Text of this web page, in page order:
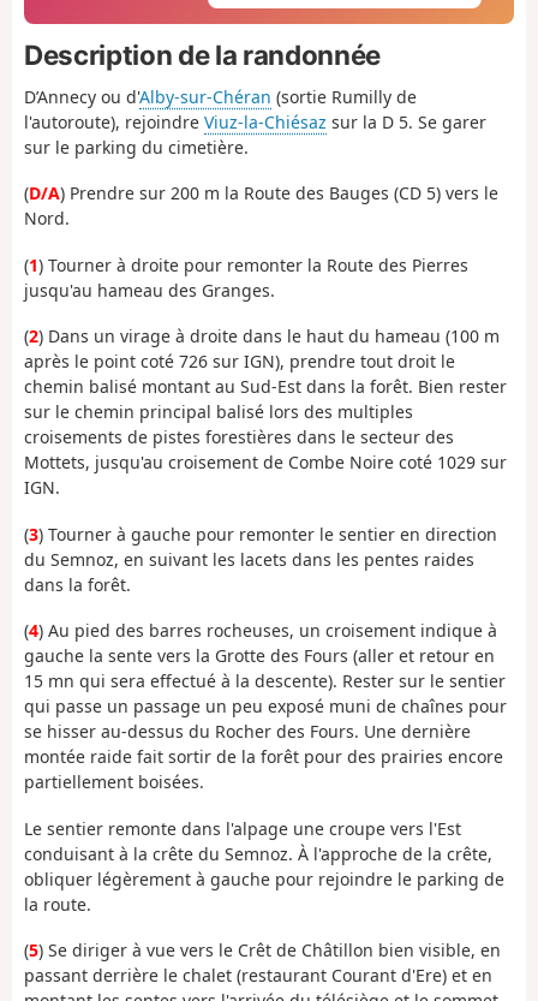
Description de la randonnée
D’Annecy ou d'Alby-sur-Chéran (sortie Rumilly de
l'autoroute), rejoindre Viuz-la-Chiésaz sur la D 5. Se garer
sur le parking du cimetière.
(D/A) Prendre sur 200 m la Route des Bauges (CD 5) vers le
Nord.
(1) Tourner à droite pour remonter la Route des Pierres
jusqu'au hameau des Granges.
(2) Dans un virage à droite dans le haut du hameau (100 m
après le point coté 726 sur IGN), prendre tout droit le
chemin balisé montant au Sud-Est dans la forêt. Bien rester
sur le chemin principal balisé lors des multiples
croisements de pistes forestières dans le secteur des
Mottets, jusqu'au croisement de Combe Noire coté 1029 sur
IGN.
(3) Tourner à gauche pour remonter le sentier en direction
du Semnoz, en suivant les lacets dans les pentes raides
dans la forêt.
(4) Au pied des barres rocheuses, un croisement indique à
gauche la sente vers la Grotte des Fours (aller et retour en
15 mn qui sera effectué à la descente). Rester sur le sentier
qui passe un passage un peu exposé muni de chaînes pour
se hisser au-dessus du Rocher des Fours. Une dernière
montée raide fait sortir de la forêt pour des prairies encore
partiellement boisées.
Le sentier remonte dans l'alpage une croupe vers l'Est
conduisant à la crête du Semnoz. À l'approche de la crête,
obliquer légèrement à gauche pour rejoindre le parking de
la route.
(5) Se diriger à vue vers le Crêt de Châtillon bien visible, en
passant derrière le chalet (restaurant Courant d'Ere) et en